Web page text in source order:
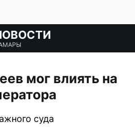
мог влиять на
суда